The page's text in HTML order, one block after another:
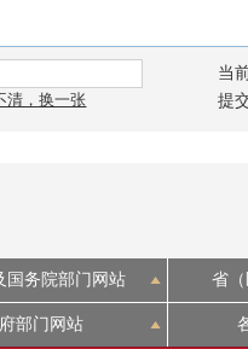
国务院部门网站 省
部门网站